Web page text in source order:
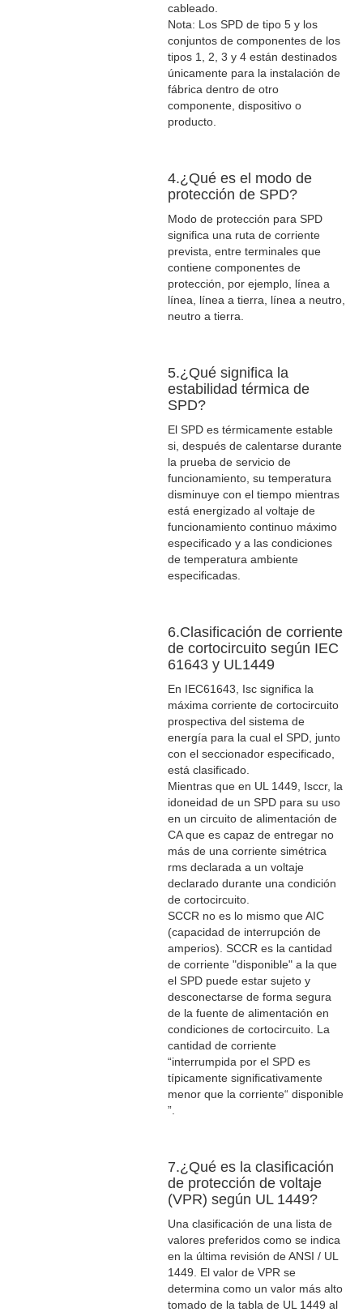
cableado.
Nota: Los SPD de tipo 5 y los
conjuntos de componentes de los
tipos 1, 2, 3 y 4 están destinados
únicamente para la instalación de
fábrica dentro de otro
componente, dispositivo o
producto.
4.¿Qué es el modo de
protección de SPD?
Modo de protección para SPD
significa una ruta de corriente
prevista, entre terminales que
contiene componentes de
protección, por ejemplo, línea a
línea, línea a tierra, línea a neutro,
neutro a tierra.
5.¿Qué significa la
estabilidad térmica de
SPD?
El SPD es térmicamente estable
si, después de calentarse durante
la prueba de servicio de
funcionamiento, su temperatura
disminuye con el tiempo mientras
está energizado al voltaje de
funcionamiento continuo máximo
especificado y a las condiciones
de temperatura ambiente
especificadas.
6.Clasificación de corriente
de cortocircuito según IEC
61643 y UL1449
En IEC61643, Isc significa la
máxima corriente de cortocircuito
prospectiva del sistema de
energía para la cual el SPD, junto
con el seccionador especificado,
está clasificado.
Mientras que en UL 1449, Isccr, la
idoneidad de un SPD para su uso
en un circuito de alimentación de
CA que es capaz de entregar no
más de una corriente simétrica
rms declarada a un voltaje
declarado durante una condición
de cortocircuito.
SCCR no es lo mismo que AIC
(capacidad de interrupción de
amperios). SCCR es la cantidad
de corriente "disponible" a la que
el SPD puede estar sujeto y
desconectarse de forma segura
de la fuente de alimentación en
condiciones de cortocircuito. La
cantidad de corriente
“interrumpida por el SPD es
típicamente significativamente
menor que la corriente“ disponible
”.
7.¿Qué es la clasificación
de protección de voltaje
(VPR) según UL 1449?
Una clasificación de una lista de
valores preferidos como se indica
en la última revisión de ANSI / UL
1449. El valor de VPR se
determina como un valor más alto
tomado de la tabla de UL 1449 al